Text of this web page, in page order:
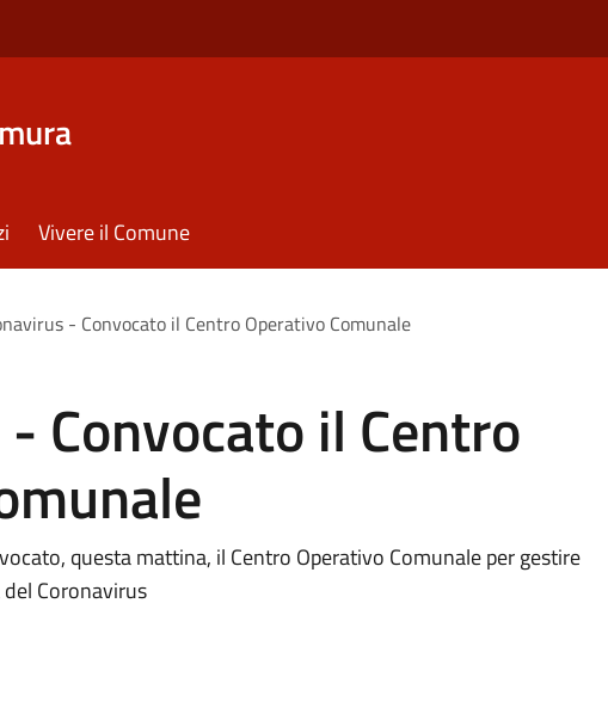
Vivere il Comune
- Convocato il Centro Operativo Comunale
Convocato il Centro
questa mattina, il Centro Operativo Comunale per gestire
Coronavirus